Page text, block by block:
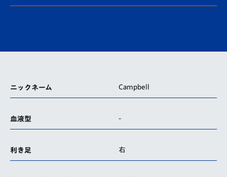
ニックネーム Campbell
血液型 -
利き足 右